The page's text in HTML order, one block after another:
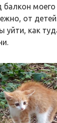
балкон
от
уйти, как